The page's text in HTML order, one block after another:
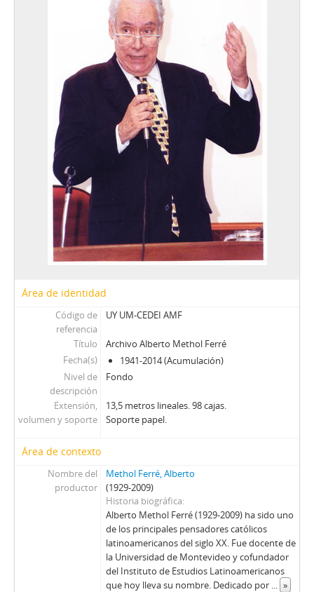
Área de identidad
Código de
referencia
UY UM-CEDEI AMF
Título
Archivo Alberto Methol Ferré
Fecha(s)
1941-2014 (Acumulación)
Nivel de
descripción
Fondo
Extensión,
volumen y soporte
13,5 metros lineales. 98 cajas.
Soporte papel.
Área de contexto
Nombre del
productor
Methol Ferré, Alberto
(1929-2009)
Historia biográfica
Alberto Methol Ferré (1929-2009) ha sido uno
de los principales pensadores católicos
latinoamericanos del siglo XX. Fue docente de
la Universidad de Montevideo y cofundador
del Instituto de Estudios Latinoamericanos
que hoy lleva su nombre. Dedicado por ... »